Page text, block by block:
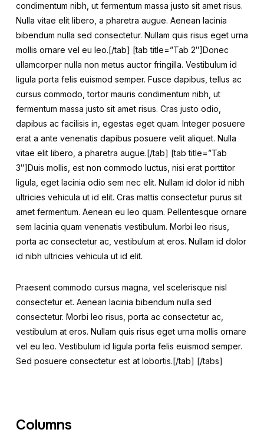
condimentum nibh, ut fermentum massa justo sit amet risus.
Nulla vitae elit libero, a pharetra augue. Aenean lacinia
bibendum nulla sed consectetur. Nullam quis risus eget urna
mollis ornare vel eu leo.[/tab] [tab title=”Tab 2″]Donec
ullamcorper nulla non metus auctor fringilla. Vestibulum id
ligula porta felis euismod semper. Fusce dapibus, tellus ac
cursus commodo, tortor mauris condimentum nibh, ut
fermentum massa justo sit amet risus. Cras justo odio,
dapibus ac facilisis in, egestas eget quam. Integer posuere
erat a ante venenatis dapibus posuere velit aliquet. Nulla
vitae elit libero, a pharetra augue.[/tab] [tab title=”Tab
3″]Duis mollis, est non commodo luctus, nisi erat porttitor
ligula, eget lacinia odio sem nec elit. Nullam id dolor id nibh
ultricies vehicula ut id elit. Cras mattis consectetur purus sit
amet fermentum. Aenean eu leo quam. Pellentesque ornare
sem lacinia quam venenatis vestibulum. Morbi leo risus,
porta ac consectetur ac, vestibulum at eros. Nullam id dolor
id nibh ultricies vehicula ut id elit.
Praesent commodo cursus magna, vel scelerisque nisl
consectetur et. Aenean lacinia bibendum nulla sed
consectetur. Morbi leo risus, porta ac consectetur ac,
vestibulum at eros. Nullam quis risus eget urna mollis ornare
vel eu leo. Vestibulum id ligula porta felis euismod semper.
Sed posuere consectetur est at lobortis.[/tab] [/tabs]
Columns